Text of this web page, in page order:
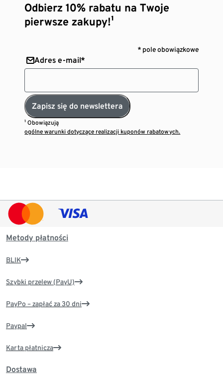
Odbierz 10% rabatu na Twoje
pierwsze zakupy!¹
* pole obowiązkowe
Adres e-mail*
Zapisz się do newslettera
¹ Obowiązują
ogólne warunki dotyczące realizacji kuponów rabatowych.
Metody płatności
BLIK
Szybki przelew (PayU)
PayPo – zapłać za 30 dni
Paypal
Karta płatnicza
Dostawa